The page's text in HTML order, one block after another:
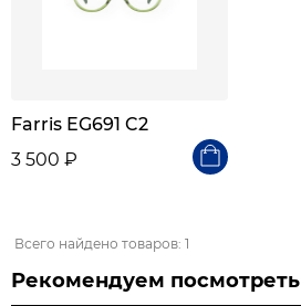
Farris EG691 C2
3 500 ₽
Всего найдено товаров: 1
Рекомендуем посмотреть